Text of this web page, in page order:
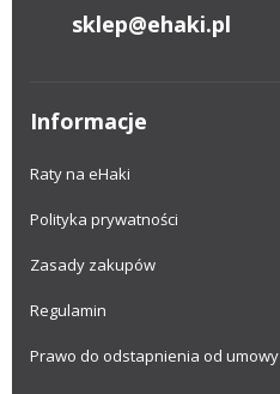
sklep@ehaki.pl
Informacje
Raty na eHaki
Polityka prywatności
Zasady zakupów
Regulamin
Prawo do odstapnienia od umowy